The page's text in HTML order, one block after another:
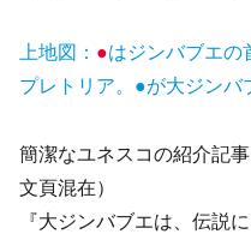
上地図 ： ●はジンバブエの
プレトリア。●が大ジンバ
簡潔なユネスコの紹介記
文頁混在）
『大ジンバブエは、伝説